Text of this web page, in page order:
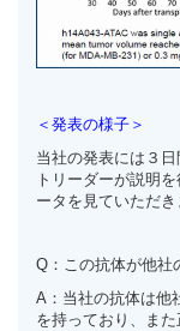
＜発表の様子＞
当社の発表には３
トリーダーが説明
ータを見ていただき
Q：この抗体が他社
A：当社の抗体は他
を持っており、ま